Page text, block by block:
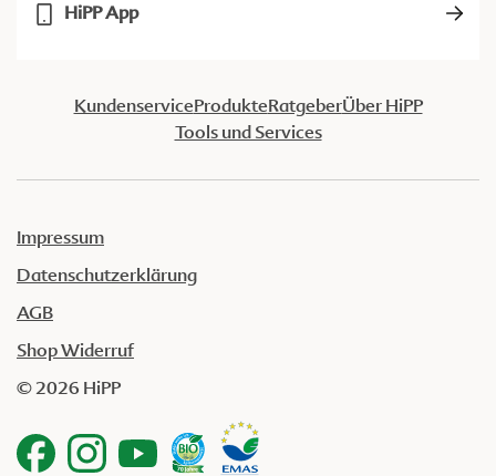
HiPP App
KundenserviceProdukteRatgeberÜber HiPP
Tools und Services
Impressum
Datenschutzerklärung
AGB
Shop Widerruf
© 2026 HiPP